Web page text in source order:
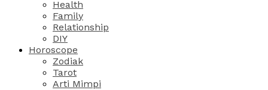
Health
Family
Relationship
DIY
Horoscope
Zodiak
Tarot
Arti Mimpi